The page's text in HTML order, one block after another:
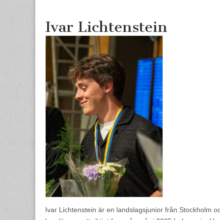
Ivar Lichtenstein
Ivar Lichtenstein är en landslagsjunior från Stockholm o